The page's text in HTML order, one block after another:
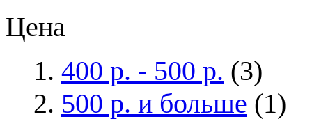
Цена
400 р. - 500 р. (3)
500 р. и больше (1)